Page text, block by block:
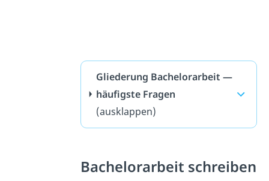
Gliederung Bachelorarbeit —
häufigste Fragen
(ausklappen)
Bachelorarbeit schreiben